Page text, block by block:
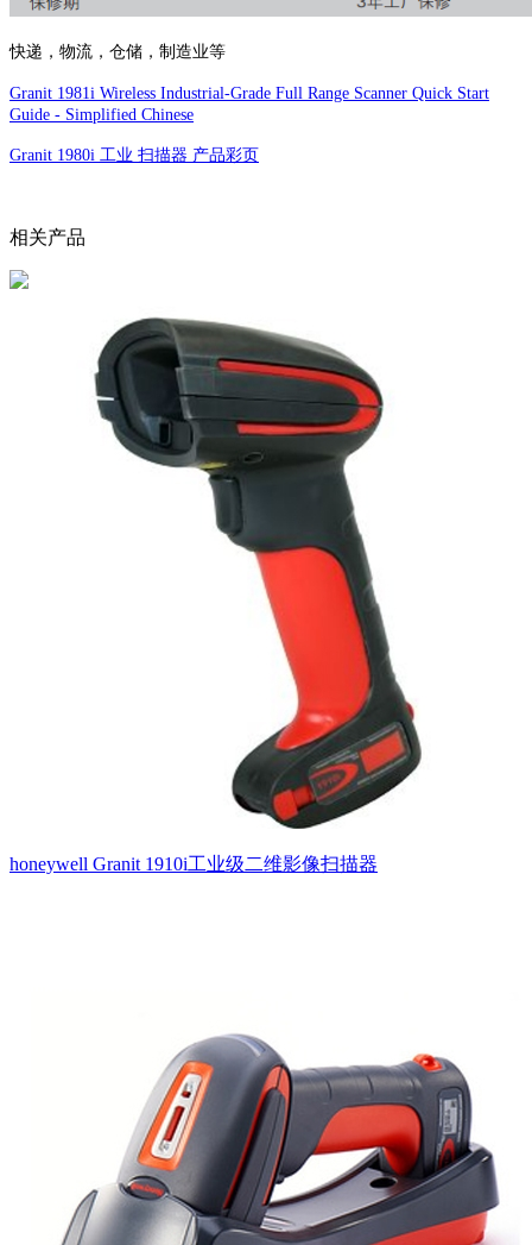
快递，物流，仓储，制造业等
Granit 1981i Wireless Industrial-Grade Full Range Scanner Quick Start
Guide - Simplified Chinese
Granit 1980i 工业 扫描器 产品彩页
相关产品
honeywell Granit 1910i工业级二维影像扫描器